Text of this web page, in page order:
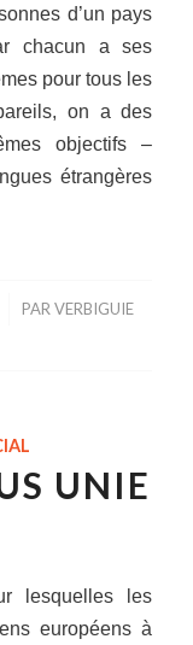
d’un pays
chacun a ses
pour tous les
on a des
objectifs –
étrangères
PARVERBIGUIE
UNIE
lesquelles les
européens à